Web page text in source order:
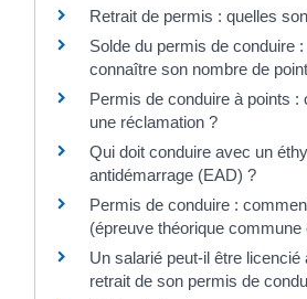
Retrait de permis : quelles
Solde du permis de conduire
connaître son nombre de
Permis de conduire à points :
une réclamation ?
Qui doit conduire avec un
antidémarrage (EAD) ?
Permis de conduire :
(épreuve théorique commune
Un salarié peut-il être licencié
retrait de son permis de